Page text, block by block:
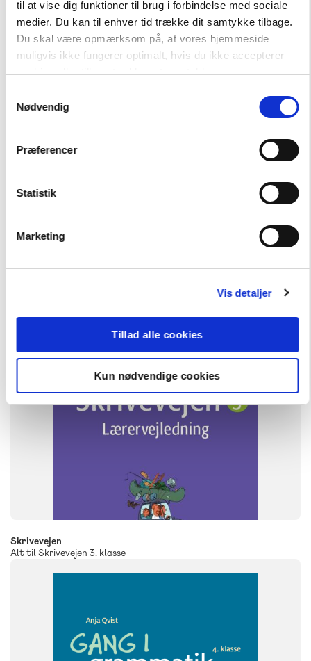
til at vise dig funktioner til brug i forbindelse med sociale
medier. Du kan til enhver tid trække dit samtykke tilbage.
Du skal være opmærksom på, at vores hjemmeside
muligvis ikke fungerer optimalt, hvis du ikke accepterer
cookies eller tilbagetrækker et samtykke.
Nødvendig
Præferencer
Statistik
Marketing
Vis detaljer
Tillad alle cookies
Kun nødvendige cookies
Hent flere
Skrivevejen
Dansk
Skrivevejen
Alt til Skrivevejen 3. klasse